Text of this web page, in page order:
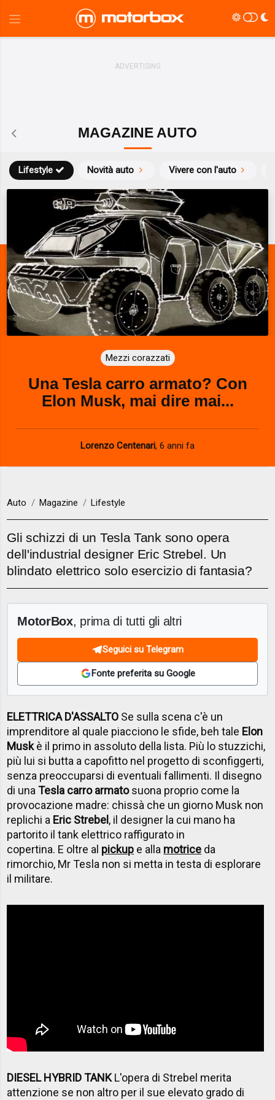
MAGAZINE AUTO
Novità auto Vivere con l'auto
Lifestyle
Mezzi corazzati
Una Tesla carro armato? Con
Elon Musk, mai dire mai...
Lorenzo Centenari, 6 anni fa
Auto Magazine Lifestyle
Gli schizzi di un Tesla Tank sono opera
dell'industrial designer Eric Strebel. Un
blindato elettrico solo esercizio di fantasia?
MotorBox, prima di tutti gli altri
Seguici su Telegram
Fonte preferita su Google
ELETTRICA D'ASSALTO Se sulla scena c'è un
imprenditore al quale piacciono le sfide, beh tale Elon
Muskè il primo in assoluto della lista. Più lo stuzzichi,
più lui si butta a capofitto nel progetto di sconfiggerti,
senza preoccuparsi di eventuali fallimenti. Il disegno
di unaTesla carro armatosuona proprio come la
provocazione madre: chissà che un giorno Musk non
replichi a Eric Strebel , il designer la cui mano ha
partorito il tank elettrico raffigurato in
copertina. E oltre al pickup e alla motrice da
rimorchio, Mr Tesla non si metta in testa di esplorare
il militare.
DIESEL HYBRID TANKL'opera di Strebel merita
attenzione se non altro per il sue elevato grado di